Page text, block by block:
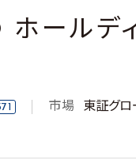
ールデ
市場
東証グロ